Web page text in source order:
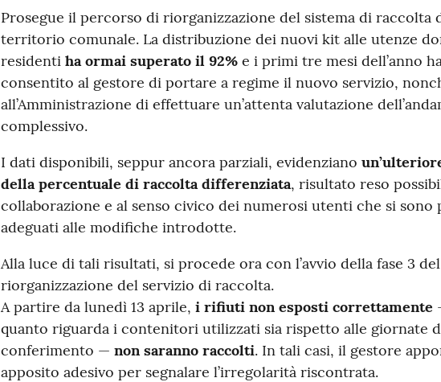
Contenuto
Prosegue il percorso di riorganizzazione del sistema di raccolta
territorio comunale. La distribuzione dei nuovi kit alle utenze
residenti ha ormai superato il 92%e i primi tre mesi dell’anno
consentito al gestore di portare a regime il nuovo servizio,
all’Amministrazione di effettuare un’attenta valutazione
complessivo.
I dati disponibili, seppur ancora parziali, evidenziano
della percentuale di raccolta differenziata, risultato reso
collaborazione e al senso civico dei numerosi utenti che si sono
adeguati alle modifiche introdotte.
Alla luce di tali risultati, si procede ora con l’avvio della fase 3
riorganizzazione del servizio di raccolta.
A partire da lunedì 13 aprile, i rifiuti non esposti correttamente
quanto riguarda i contenitori utilizzati sia rispetto alle giornate
conferimento — non saranno raccolti. In tali casi, il gestore
apposito adesivo per segnalare l’irregolarità riscontrata.